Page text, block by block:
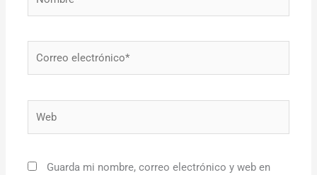
Guarda mi nombre, correo electrónico y web en